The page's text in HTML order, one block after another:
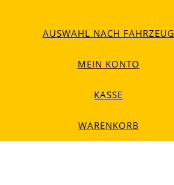
AUSWAHL NACH FAHRZEUG
MEIN KONTO
KASSE
WARENKORB